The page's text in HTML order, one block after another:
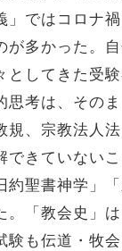
ではコロナ
が多かった。
としてきた受
考は、その
、宗教法人
できていない
約聖書神学」
。「教会史」
験も伝道・牧